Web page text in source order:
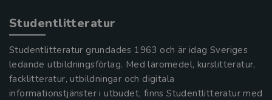
Studentlitteratur
Studentlitteratur grundades 1963 och är idag Sveriges
ledande utbildningsförlag. Med läromedel, kurslitteratur,
facklitteratur, utbildningar och digitala
informationstjänster i utbudet, finns Studentlitteratur med